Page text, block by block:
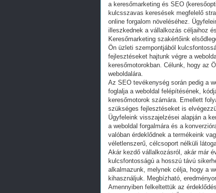
a keresőmarketing és SEO
kulcsszavas keresések megfelelő
online forgalom növeléséhez.
illeszkednek a vállalkozás céljaihoz
Keresőmarketing szakértőink
Ön üzleti szempontjából
fejlesztéseket hajtunk végre a
keresőmotorokban. Célunk, hogy az
weboldalára.
Az SEO tevékenység során pedig a
foglalja a weboldal felépítésének,
keresőmotorok számára. Emellett
szükséges fejlesztéseket is
Ügyfeleink visszajelzései alapján a
a weboldal forgalmára és a
valóban érdeklődnek a termékeink
véletlenszerű, célcsoport nélküli
Akár kezdő vállalkozásról, akár már
kulcsfontosságú a hosszú távú
alkalmazunk, melynek célja, hogy a
kihasználjuk. Megbízható,
Amennyiben felkeltettük az